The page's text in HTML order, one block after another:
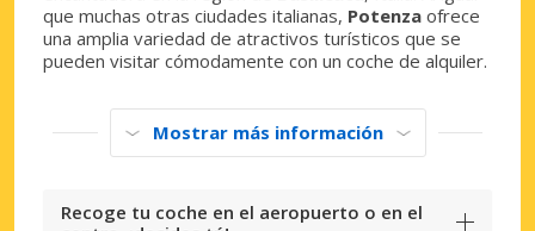
que muchas otras ciudades italianas, Potenza ofrece
una amplia variedad de atractivos turísticos que se
pueden visitar cómodamente con un coche de alquiler.
Mostrar más información
Recoge tu coche en el aeropuerto o en el